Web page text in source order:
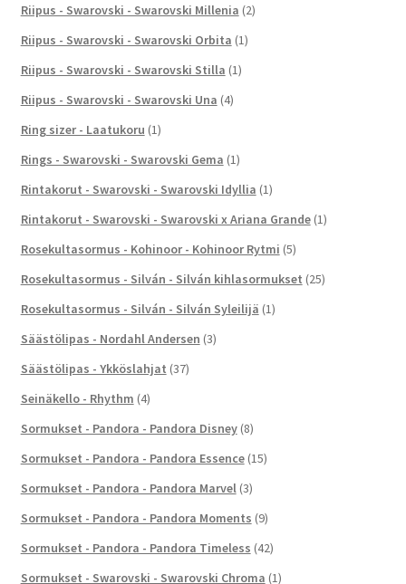
Riipus - Swarovski - Swarovski Millenia (2)
Riipus - Swarovski - Swarovski Orbita (1)
Riipus - Swarovski - Swarovski Stilla (1)
Riipus - Swarovski - Swarovski Una (4)
Ring sizer - Laatukoru (1)
Rings - Swarovski - Swarovski Gema (1)
Rintakorut - Swarovski - Swarovski Idyllia (1)
Rintakorut - Swarovski - Swarovski x Ariana Grande (1)
Rosekultasormus - Kohinoor - Kohinoor Rytmi (5)
Rosekultasormus - Silván - Silván kihlasormukset (25)
Rosekultasormus - Silván - Silván Syleilijä (1)
Säästölipas - Nordahl Andersen (3)
Säästölipas - Ykköslahjat (37)
Seinäkello - Rhythm (4)
Sormukset - Pandora - Pandora Disney (8)
Sormukset - Pandora - Pandora Essence (15)
Sormukset - Pandora - Pandora Marvel (3)
Sormukset - Pandora - Pandora Moments (9)
Sormukset - Pandora - Pandora Timeless (42)
Sormukset - Swarovski - Swarovski Chroma (1)